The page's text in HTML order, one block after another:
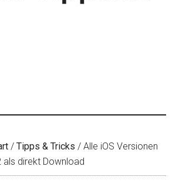
/ Tipps & Tricks / Alle iOS Versionen
als direkt Download